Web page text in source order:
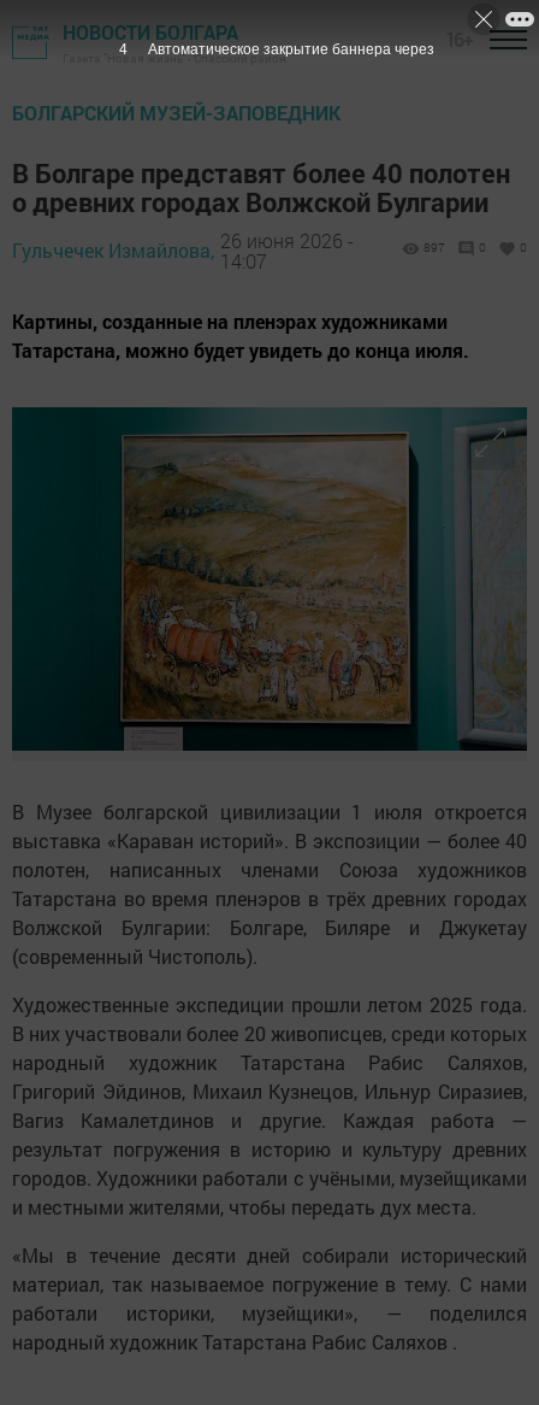
НОВОСТИ БОЛГАРА
Газета "Новая жизнь" - Спасский район
БОЛГАРСКИЙ МУЗЕЙ-ЗАПОВЕДНИК
В Болгаре представят более 40 полотен
о древних городах Волжской Булгарии
Гульчечек Измайлова, 26 июня 2026 -
14:07
897 0 0
Картины, созданные на пленэрах художниками
Татарстана, можно будет увидеть до конца июля.
В Музее болгарской цивилизации 1 июля откроется
выставка «Караван историй». В экспозиции — более 40
полотен, написанных членами Союза художников
Татарстана во время пленэров в трёх древних городах
Волжской Булгарии: Болгаре, Биляре и Джукетау
(современный Чистополь).
Художественные экспедиции прошли летом 2025 года.
В них участвовали более 20 живописцев, среди которых
народный художник Татарстана Рабис Саляхов,
Григорий Эйдинов, Михаил Кузнецов, Ильнур Сиразиев,
Вагиз Камалетдинов и другие. Каждая работа —
результат погружения в историю и культуру древних
городов. Художники работали с учёными, музейщиками
и местными жителями, чтобы передать дух места.
«Мы в течение десяти дней собирали исторический
материал, так называемое погружение в тему. С нами
работали историки, музейщики», — поделился
народный художник Татарстана Рабис Саляхов .
3 Автоматическое закрытие баннера через